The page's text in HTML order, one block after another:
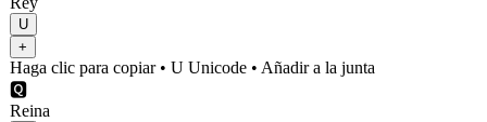
U
+
Haga clic para copiar• U Unicode • Añadir a la junta
🆀
Reina